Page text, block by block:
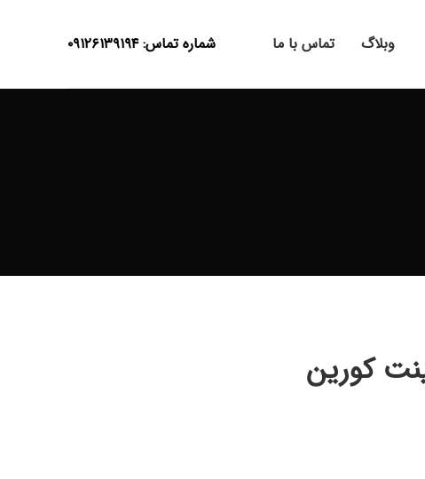
وبلاگ تماس با ما شماره تماس: ۰۹۱۲۶۱۳۹۱۹۴
کورین